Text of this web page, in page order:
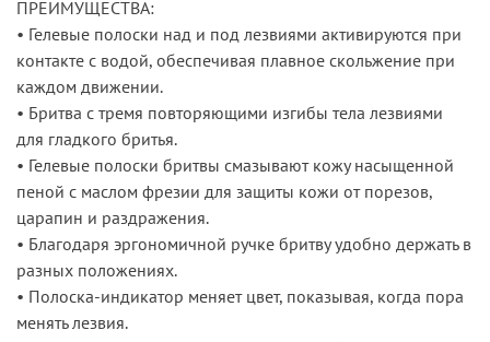
ПРЕИМУЩЕСТВА:
• Гелевые полоски над и под лезвиями активируются при
контакте с водой, обеспечивая плавное скольжение при
каждом движении.
• Бритва с тремя повторяющими изгибы тела лезвиями
для гладкого бритья.
• Гелевые полоски бритвы смазывают кожу насыщенной
пеной с маслом фрезии для защиты кожи от порезов,
царапин и раздражения.
• Благодаря эргономичной ручке бритву удобно держать в
разных положениях.
• Полоска-индикатор меняет цвет, показывая, когда пора
менять лезвия.